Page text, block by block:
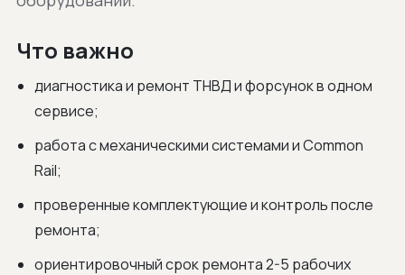
Что важно
диагностика и ремонт ТНВД и форсунок в одном
сервисе;
работа с механическими системами и Common
Rail;
проверенные комплектующие и контроль после
ремонта;
ориентировочный срок ремонта 2-5 рабочих